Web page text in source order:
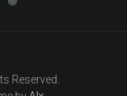
Reserved.